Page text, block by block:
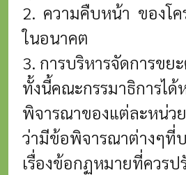
2. ความคืบหน้า ของโค
ในอนาคต
3. การบริหารจัดการขย
ทั้งนี้คณะกรรมาธิการไ
พิจารณาของแต่ละหน่ว
ว่ามีข้อพิจารณาต่างๆที่
เรื่องข้อกฏหมายที่ควร